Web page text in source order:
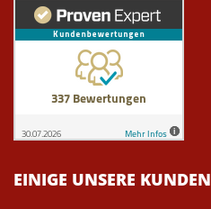
EINIGE UNSERE KUNDEN